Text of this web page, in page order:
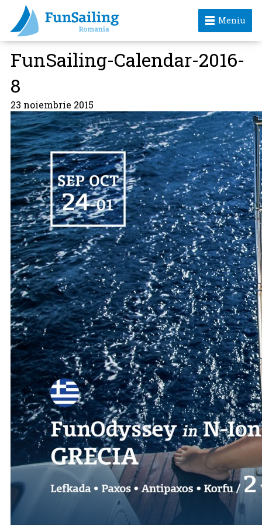
Meniu
FunSailing-Calendar-2016-
8
23 noiembrie 2015